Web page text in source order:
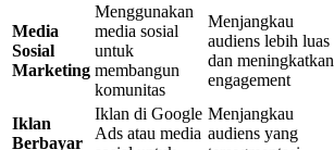
Media
Sosial
Marketing
Menggunakan
media sosial
untuk
membangun
komunitas
Menjangkau
audiens lebih luas
dan meningkatkan
engagement
Iklan
Berbayar
Iklan di Google
Ads atau media
Menjangkau
audiens yang